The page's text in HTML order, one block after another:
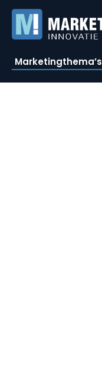
Marketingthema’s